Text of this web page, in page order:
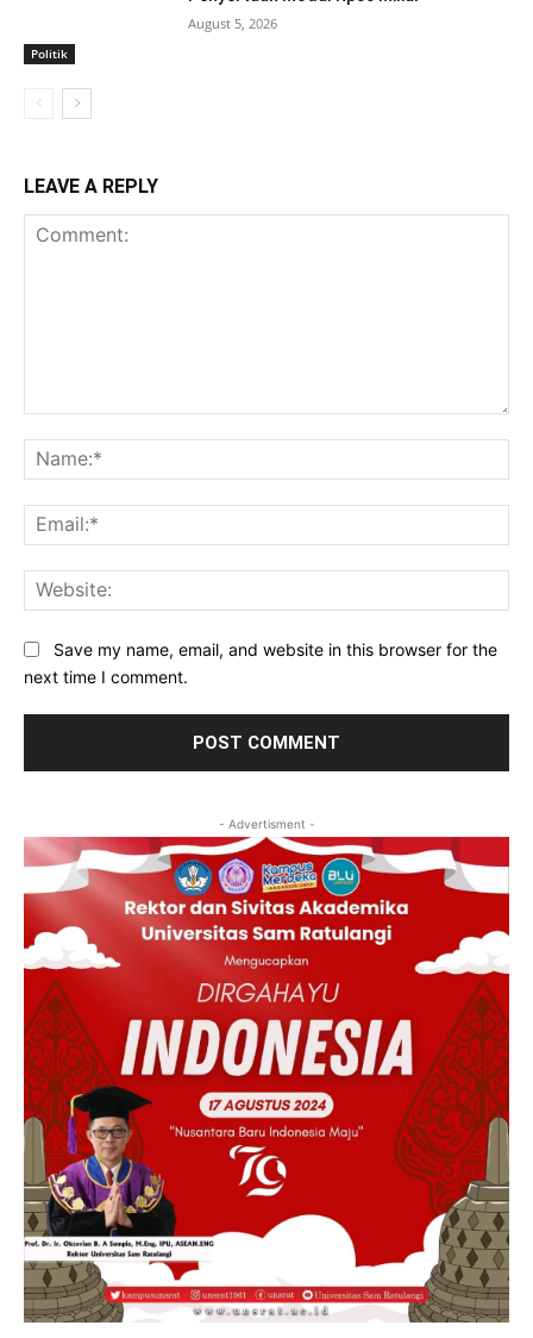
Politik
August 5, 2026
LEAVE A REPLY
Save my name, email, and website in this browser for the
next time I comment.
- Advertisment -